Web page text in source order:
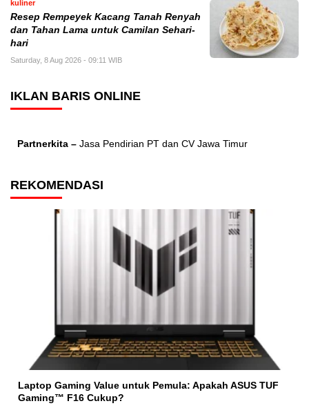
kuliner
Resep Rempeyek Kacang Tanah Renyah
dan Tahan Lama untuk Camilan Sehari-
hari
Saturday, 8 Aug 2026 - 09:11 WIB
IKLAN BARIS ONLINE
Partnerkita – Jasa Pendirian PT dan CV Jawa Timur
REKOMENDASI
Laptop Gaming Value untuk Pemula: Apakah ASUS TUF
Gaming™ F16 Cukup?